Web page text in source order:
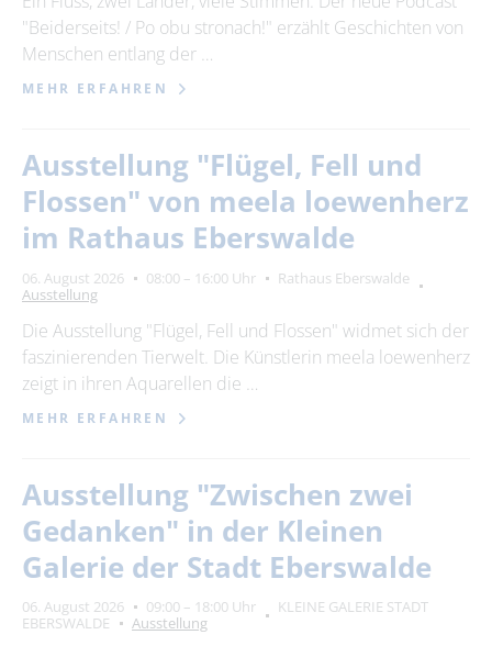
24
25 26 27 28 29
30
Zeitraum
von
Kategorie
Suchbegriff
bitte wählen
Ort
"Beiderseits! / Po obu stronach!" erzählt Geschichten von
Menschen entlang der …
MEHR ERFAHREN
Ausstellung "Flügel, Fell und
Flossen" von meela loewenherz
im Rathaus Eberswalde
06. August 2026 08:00 – 16:00 Uhr
Rathaus Eberswalde
Ausstellung
Die Ausstellung "Flügel, Fell und Flossen" widmet sich der
faszinierenden Tierwelt. Die Künstlerin meela loewenherz
zeigt in ihren Aquarellen die …
MEHR ERFAHREN
Ausstellung "Zwischen zwei
Gedanken" in der Kleinen
Galerie der Stadt Eberswalde
06. August 2026 09:00 – 18:00 Uhr
KLEINE GALERIE STADT
EBERSWALDE
Ausstellung